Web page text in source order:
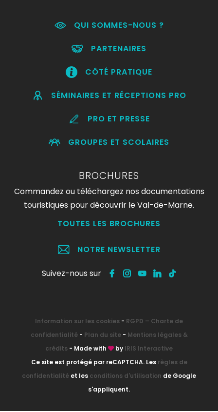
QUI SOMMES-NOUS ?
PARTENAIRES
CÔTÉ PRATIQUE
SÉMINAIRES ET RÉCEPTIONS PRO
PRO ET PRESSE
GROUPES ET SCOLAIRES
BROCHURES
Commandez ou téléchargez nos documentations
touristiques pour découvrir le Val-de-Marne.
TOUTES LES BROCHURES
NOTRE NEWSLETTER
Suivez-nous sur
Information sur les cookies - RGPD – Charte de
confidentialité- Plan du site- Mentions légales &
crédits - Made with by IRIS Interactive
Ce site est protégé par reCAPTCHA. Les règles de
confidentialité et les conditions d'utilisation de Google
s'appliquent.